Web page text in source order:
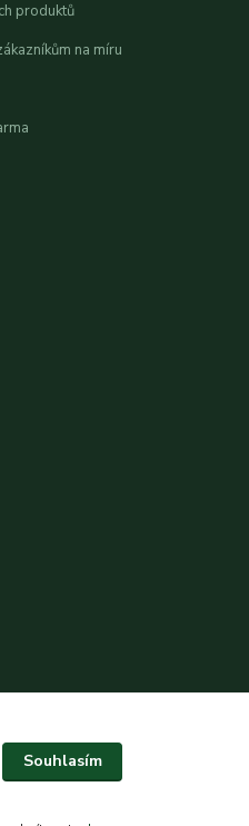
produktů
na míru
Souhlasím